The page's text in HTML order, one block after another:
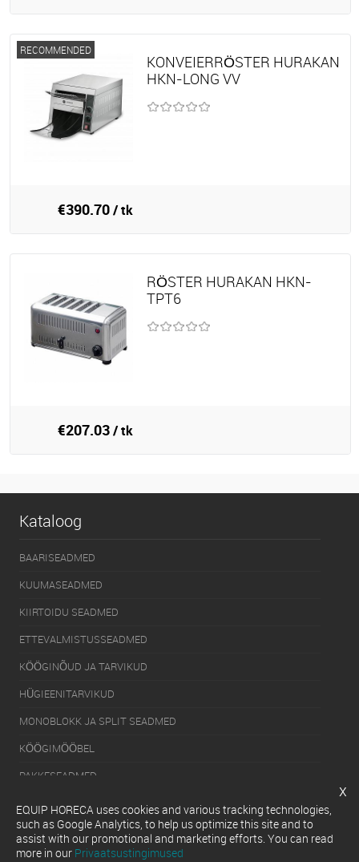
RECOMMENDED
KONVEIERRÖSTER HURAKAN
HKN-LONG VV
€390.70/ tk
RÖSTER HURAKAN HKN-
TPT6
€207.03/ tk
Kataloog
BAARISEADMED
KUUMASEADMED
KIIRTOIDU SEADMED
ETTEVALMISTUSSEADMED
KÖÖGINÕUD JA TARVIKUD
HÜGIEENITARVIKUD
MONOBLOKK JA SPLIT SEADMED
KÖÖGIMÖÖBEL
PAKKESEADMED
KÜLMUTUSSEADMED
SERVEERIMISSEADMED
NÕUDEPESUMASINAD
x
EQUIP HORECA uses cookies and various tracking technologies,
such as Google Analytics, to help us optimize this site and to
assist with our promotional and marketing efforts. You can read
more in our Privaatsustingimused